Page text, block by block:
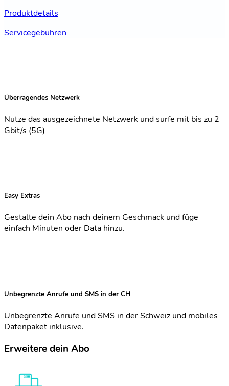
Produktdetails
Servicegebühren
Überragendes Netzwerk
Nutze das ausgezeichnete Netzwerk und surfe mit bis zu 2
Gbit/s (5G)
Easy Extras
Gestalte dein Abo nach deinem Geschmack und füge
einfach Minuten oder Data hinzu.
Unbegrenzte Anrufe und SMS in der CH
Unbegrenzte Anrufe und SMS in der Schweiz und mobiles
Datenpaket inklusive.
Erweitere dein Abo